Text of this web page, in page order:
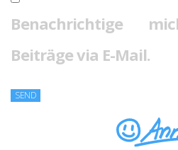
Benachrichtige
Beiträge via E-Mail.